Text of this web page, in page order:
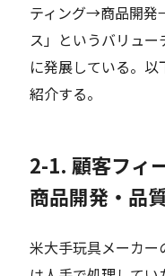
ティング→商品開
ス」というバリュ
に発展している。
紹介する。
2-1. 顧客フィ
商品開発・品
米大手玩具メーカ